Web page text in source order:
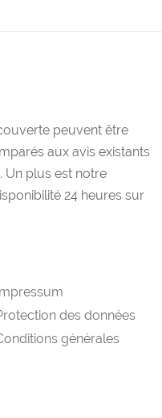
peuvent être
aux avis existants
Un plus est notre
24 heures sur
des données
générales